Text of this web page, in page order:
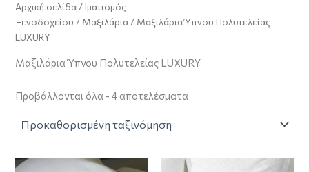
Αρχική σελίδα / Ιματισμός
Ξενοδοχείου / Μαξιλάρια / Μαξιλάρια Ύπνου Πολυτελείας
LUXURY
Μαξιλάρια Ύπνου Πολυτελείας LUXURY
Προβάλλονται όλα - 4 αποτελέσματα